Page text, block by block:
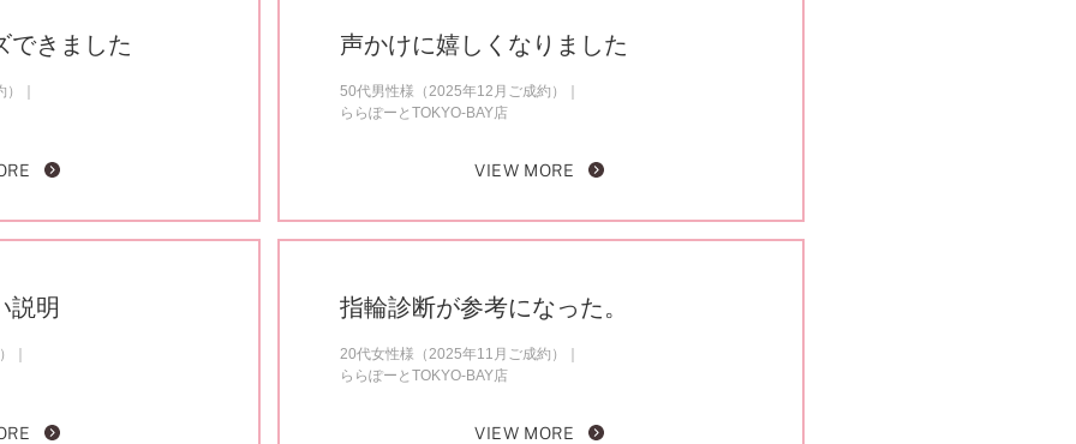
できました 声かけに嬉しくなりました
50代男性様（2025年12月ご成約）
ららぽーとTOKYO-BAY店
VIEW MORE
説明 指輪診断が参考になった。
20代女性様（2025年11月ご成約）
ららぽーとTOKYO-BAY店
VIEW MORE